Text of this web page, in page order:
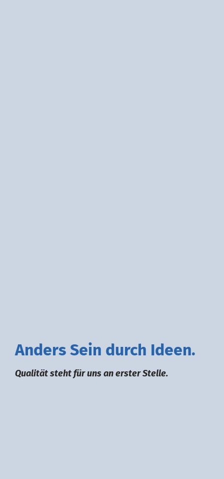
Anders Sein durch deen.
Qualität steht für uns an erster Stelle.